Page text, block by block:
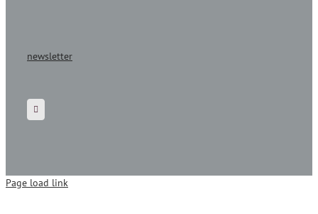
newsletter
Page load link